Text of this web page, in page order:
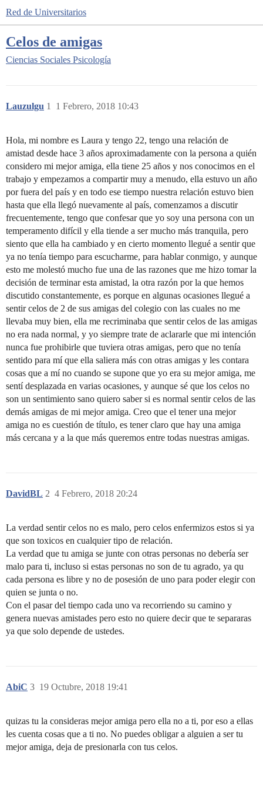
Red de Universitarios
Celos de amigas
Ciencias Sociales Psicología
Lauzulgu 1 Febrero, 2018 10:43
1
Hola, mi nombre es Laura y tengo 22, tengo una relación de
amistad desde hace 3 años aproximadamente con la persona a quién
considero mi mejor amiga, ella tiene 25 años y nos conocimos en el
trabajo y empezamos a compartir muy a menudo, ella estuvo un año
por fuera del país y en todo ese tiempo nuestra relación estuvo bien
hasta que ella llegó nuevamente al país, comenzamos a discutir
frecuentemente, tengo que confesar que yo soy una persona con un
temperamento difícil y ella tiende a ser mucho más tranquila, pero
siento que ella ha cambiado y en cierto momento llegué a sentir que
ya no tenía tiempo para escucharme, para hablar conmigo, y aunque
esto me molestó mucho fue una de las razones que me hizo tomar la
decisión de terminar esta amistad, la otra razón por la que hemos
discutido constantemente, es porque en algunas ocasiones llegué a
sentir celos de 2 de sus amigas del colegio con las cuales no me
llevaba muy bien, ella me recriminaba que sentir celos de las amigas
no era nada normal, y yo siempre trate de aclararle que mi intención
nunca fue prohibirle que tuviera otras amigas, pero que no tenía
sentido para mí que ella saliera más con otras amigas y les contara
cosas que a mí no cuando se supone que yo era su mejor amiga, me
sentí desplazada en varias ocasiones, y aunque sé que los celos no
son un sentimiento sano quiero saber si es normal sentir celos de las
demás amigas de mi mejor amiga. Creo que el tener una mejor
amiga no es cuestión de título, es tener claro que hay una amiga
más cercana y a la que más queremos entre todas nuestras amigas.
DavidBL 4 Febrero, 2018 20:24
2
La verdad sentir celos no es malo, pero celos enfermizos estos si ya
que son toxicos en cualquier tipo de relación.
La verdad que tu amiga se junte con otras personas no debería ser
malo para ti, incluso si estas personas no son de tu agrado, ya qu
cada persona es libre y no de posesión de uno para poder elegir con
quien se junta o no.
Con el pasar del tiempo cada uno va recorriendo su camino y
genera nuevas amistades pero esto no quiere decir que te separaras
ya que solo depende de ustedes.
AbiC 19 Octubre, 2018 19:41
3
quizas tu la consideras mejor amiga pero ella no a ti, por eso a ellas
les cuenta cosas que a ti no. No puedes obligar a alguien a ser tu
mejor amiga, deja de presionarla con tus celos.